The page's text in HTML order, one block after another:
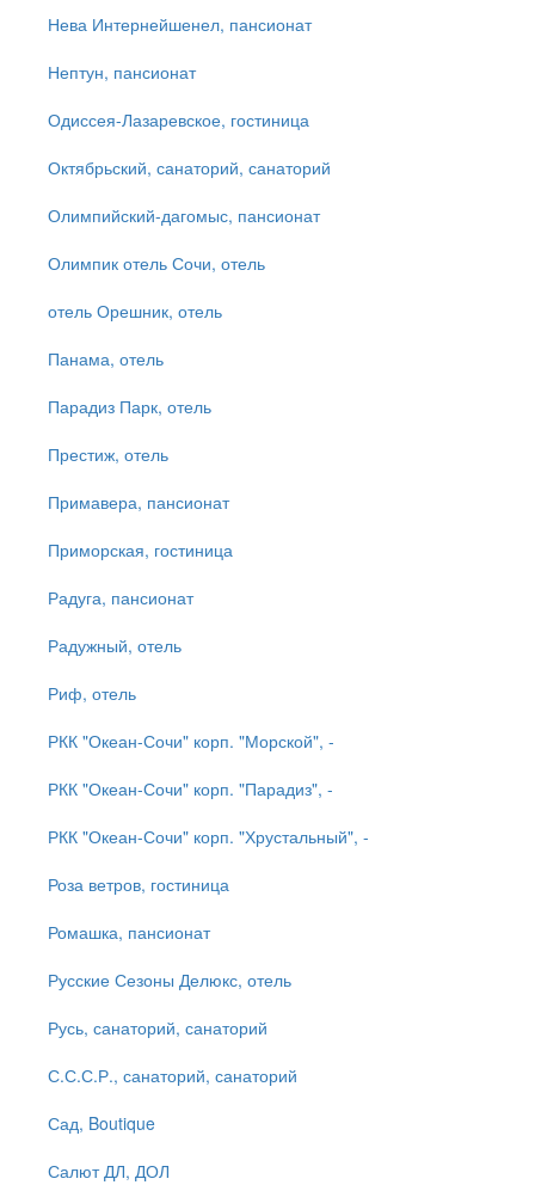
Нева Интернейшенел, пансионат
Нептун, пансионат
Одиссея-Лазаревское, гостиница
Октябрьский, санаторий, санаторий
Олимпийский-дагомыс, пансионат
Олимпик отель Сочи, отель
отель Орешник, отель
Панама, отель
Парадиз Парк, отель
Престиж, отель
Примавера, пансионат
Приморская, гостиница
Радуга, пансионат
Радужный, отель
Риф, отель
РКК "Океан-Сочи" корп. "Морской", -
РКК "Океан-Сочи" корп. "Парадиз", -
РКК "Океан-Сочи" корп. "Хрустальный", -
Роза ветров, гостиница
Ромашка, пансионат
Русские Сезоны Делюкс, отель
Русь, санаторий, санаторий
С.С.С.Р., санаторий, санаторий
Сад, Boutique
Салют ДЛ, ДОЛ